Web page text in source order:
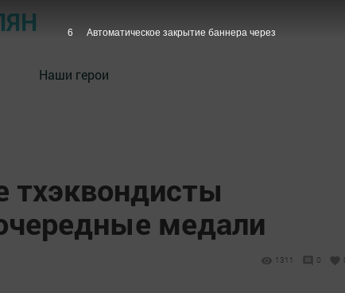
Наши герои
тхэквондисты
медали
1311 0
5 Автоматическое закрытие баннера через